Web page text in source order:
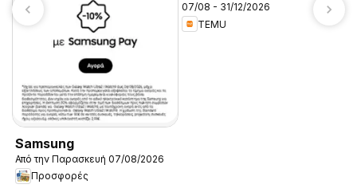
Samsung
Από την Παρασκευή 07/08/2026
Προσφορές
07/08 - 31/12/2026
TEMU